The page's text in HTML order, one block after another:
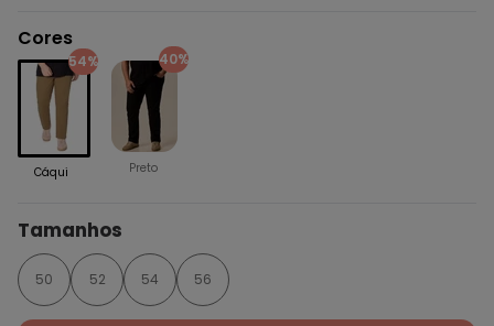
Cores
54%
Cáqui
40%
Preto
Tamanhos
50 52 54 56